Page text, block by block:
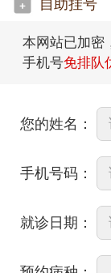
自助挂号
本网站已加密
手机号免排队
您的姓名：
手机号码：
就诊日期：